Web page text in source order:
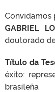
TELEFONES
Convidamos
GABRIEL
doutorado
Título da
éxito:
brasileña